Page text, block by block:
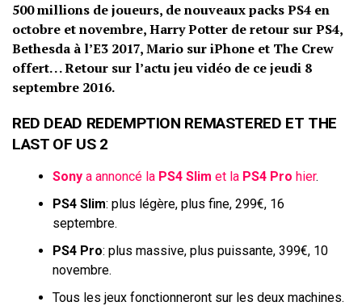
500 millions de joueurs, de nouveaux packs PS4 en
octobre et novembre, Harry Potter de retour sur PS4,
Bethesda à l’E3 2017, Mario sur iPhone et The Crew
offert. . . Retour sur l’actu jeu vidéo de ce jeudi 8
septembre 2016.
RED DEAD REDEMPTION REMASTERED ET THE
LAST OF US 2
Sony a annoncé la PS4 Slim et la PS4 Pro hier.
PS4 Slim: plus légère, plus fine, 299€, 16
septembre.
PS4 Pro: plus massive, plus puissante, 399€, 10
novembre.
Tous les jeux fonctionneront sur les deux machines.